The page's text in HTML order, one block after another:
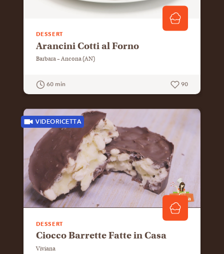
DESSERT
Arancini Cotti al Forno
Barbara – Ancona (AN)
60 min 90
VIDEORICETTA
DESSERT
Ciocco Barrette Fatte in Casa
Viviana